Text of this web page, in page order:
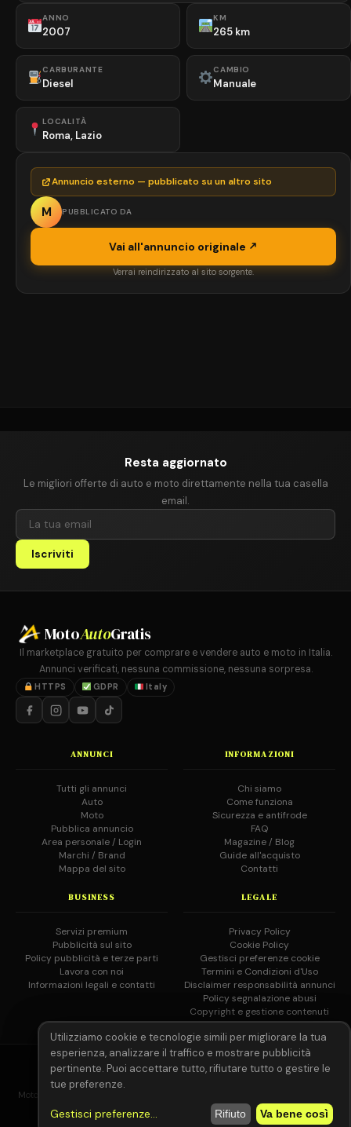
ANNO
2007
KM
265 km
CARBURANTE
Diesel
CAMBIO
Manuale
LOCALITÀ
Roma, Lazio
Annuncio esterno — pubblicato su un altro sito
M PUBBLICATO DA
Vai all'annuncio originale
Verrai reindirizzato al sito sorgente.
Resta aggiornato
Le migliori offerte di auto e moto direttamente nella tua casella
email.
Iscriviti
MotoAutoGratis
Il marketplace gratuito per comprare e vendere auto e moto in Italia.
Annunci verificati, nessuna commissione, nessuna sorpresa.
HTTPS GDPR Italy
ANNUNCI
Tutti gli annunci
Auto
Moto
Pubblica annuncio
Area personale / Login
Marchi / Brand
Mappa del sito
INFORMAZIONI
Chi siamo
Come funziona
Sicurezza e antifrode
FAQ
Magazine / Blog
Guide all'acquisto
Contatti
BUSINESS
Servizi premium
Pubblicità sul sito
Policy pubblicità e terze parti
Lavora con noi
Informazioni legali e contatti
LEGALE
Privacy Policy
Cookie Policy
Gestisci preferenze cookie
Termini e Condizioni d'Uso
Disclaimer responsabilità annunci
Policy segnalazione abusi
Copyright e gestione contenuti
© 2026 MotoAutoGratis.it — Tutti i diritti riservati —IOCOSGC
MotoAutoGratis non è responsabile per il contenuto degli annunci pubblicati
dagli utenti registrati.
Leggi il disclaimer completo.
Utilizziamo cookie e tecnologie simili per migliorare la tua
esperienza, analizzare il traffico e mostrare pubblicità
pertinente. Puoi accettare tutto, rifiutare tutto o gestire le
tue preferenze.
Gestisci preferenze... Rifiuto Va bene così